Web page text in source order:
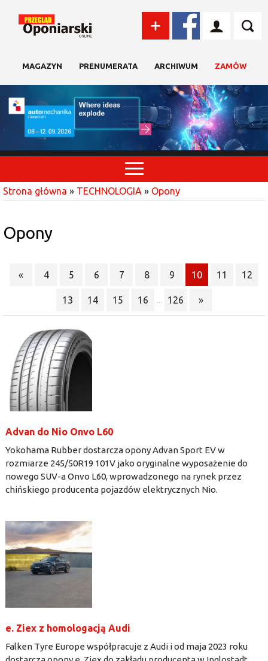
MAGAZYN PRENUMERATA ARCHIWUM ZAMÓW
Strona główna » TECHNOLOGIA » Opony
Opony
« 4 5 6 7 8 9 10 11 12
13 14 15 16 126 »
Advan do Nio Onvo L60
Yokohama Rubber dostarcza opony Advan Sport EV w
rozmiarze 245/50R19 101V jako oryginalne wyposażenie do
nowego SUV-a Onvo L60, wprowadzonego na rynek przez
chińskiego producenta pojazdów elektrycznych Nio.
e. Ziex z homologacją Audi
Falken Tyre Europe współpracuje z Audi i od maja 2023 roku